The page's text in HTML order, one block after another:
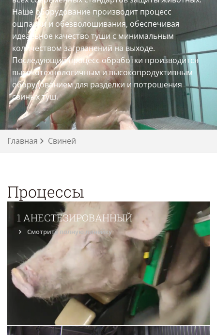
Наше оборудование производит процесс
ошпарки и обезволошивания, обеспечивая
идеальное качество туши с минимальным
количеством загрязнений на выходе.
Последующий процесс обработки производится
высокотехнологичным и высокопродуктивным
оборудованием для разделки и потрошения
свиных туш.
Главная Свиней
Процессы
1 АНЕСТЕЗИРОВАННЫЙ
Смотрите полную линейку